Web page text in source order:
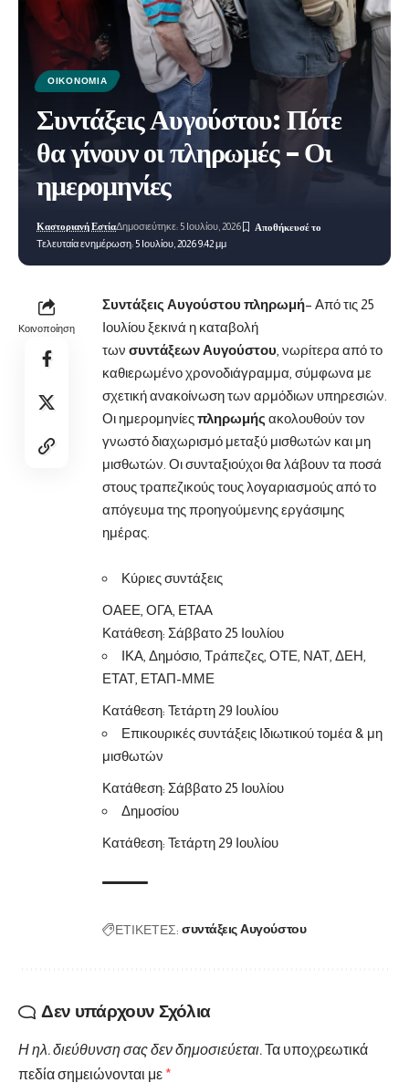
ΟΙΚΟΝΟΜΊΑ
Συντάξεις Αυγούστου: Πότε
θα γίνουν οι πληρωμές – Οι
ημερομηνίες
Τελευταία ενημέρωση: 5 Ιουλίου, 2026 9:42 μμ
Καστοριανή ΕστίαΔημοσιεύτηκε: 5 Ιουλίου, 2026
Κοινοποίηση
Συντάξεις Αυγούστου πληρωμή– Από τις 25
Ιουλίου ξεκινά η καταβολή
των συντάξεων Αυγούστου , νωρίτερα από το
καθιερωμένο χρονοδιάγραμμα, σύμφωνα με
σχετική ανακοίνωση των αρμόδιων υπηρεσιών.
Οι ημερομηνίεςπληρωμής ακολουθούν τον
γνωστό διαχωρισμό μεταξύ μισθωτών και μη
μισθωτών. Οι συνταξιούχοι θα λάβουν τα ποσά
στους τραπεζικούς τους λογαριασμούς από το
απόγευμα της προηγούμενης εργάσιμης
ημέρας.
Κύριες συντάξεις
ΟΑΕΕ, ΟΓΑ, ΕΤΑΑ
Κατάθεση: Σάββατο 25 Ιουλίου
ΙΚΑ, Δημόσιο, Τράπεζες, ΟΤΕ, ΝΑΤ, ΔΕΗ,
ΕΤΑΤ, ΕΤΑΠ-ΜΜΕ
Κατάθεση: Τετάρτη 29 Ιουλίου
Επικουρικές συντάξεις Ιδιωτικού τομέα & μη
μισθωτών
Κατάθεση: Σάββατο 25 Ιουλίου
Δημοσίου
Κατάθεση: Τετάρτη 29 Ιουλίου
ΕΤΙΚΕΤΕΣ: συντάξεις Αυγούστου
Δεν υπάρχουν Σχόλια
Η ηλ. διεύθυνση σας δεν δημοσιεύεται.Τα υποχρεωτικά
πεδία σημειώνονται με *